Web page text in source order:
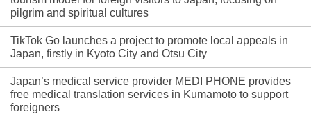
pilgrim and spiritual cultures
TikTok Go launches a project to promote local appeals in
Japan, firstly in Kyoto City and Otsu City
Japan’s medical service provider MEDI PHONE provides
free medical translation services in Kumamoto to support
foreigners